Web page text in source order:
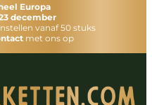
Europa
december
vanaf 50 stuks
met ons op